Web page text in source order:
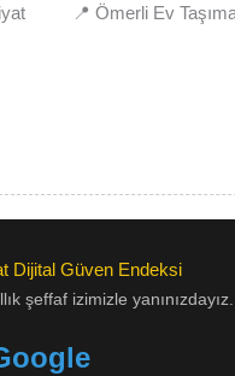
📍 Ömerli Ev
Dijital Güven Endeksi
şeffaf izimizle yanınızdayız.